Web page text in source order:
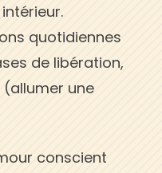
quotidiennes
de libération,
une
conscient